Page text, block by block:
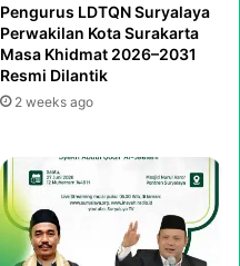
Pengurus LDTQN Suryalaya
Perwakilan Kota Surakarta
Masa Khidmat 2026–2031
Resmi Dilantik
2 weeks ago